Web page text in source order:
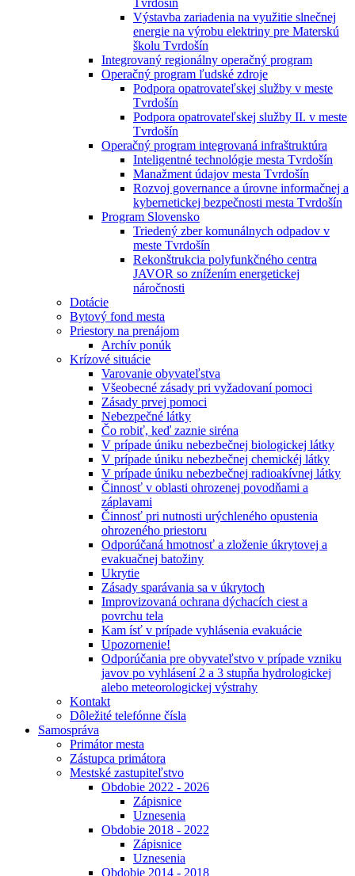
Tvrdošín
Výstavba zariadenia na využitie slnečnej
energie na výrobu elektriny pre Materskú
školu Tvrdošín
Integrovaný regionálny operačný program
Operačný program ľudské zdroje
Podpora opatrovateľskej služby v meste
Tvrdošín
Podpora opatrovateľskej služby II. v meste
Tvrdošín
Operačný program integrovaná infraštruktúra
Inteligentné technológie mesta Tvrdošín
Manažment údajov mesta Tvrdošín
Rozvoj governance a úrovne informačnej a
kybernetickej bezpečnosti mesta Tvrdošín
Program Slovensko
Triedený zber komunálnych odpadov v
meste Tvrdošín
Rekonštrukcia polyfunkčného centra
JAVOR so znížením energetickej
náročnosti
Dotácie
Bytový fond mesta
Priestory na prenájom
Archív ponúk
Krízové situácie
Varovanie obyvateľstva
Všeobecné zásady pri vyžadovaní pomoci
Zásady prvej pomoci
Nebezpečné látky
Čo robiť, keď zaznie siréna
V prípade úniku nebezbečnej biologickej látky
V prípade úniku nebezbečnej chemickéj látky
V prípade úniku nebezbečnej radioakívnej látky
Činnosť v oblasti ohrozenej povodňami a
záplavami
Činnosť pri nutnosti urýchleného opustenia
ohrozeného priestoru
Odporúčaná hmotnosť a zloženie úkrytovej a
evakuačnej batožiny
Ukrytie
Zásady sparávania sa v úkrytoch
Improvizovaná ochrana dýchacích ciest a
povrchu tela
Kam ísť v prípade vyhlásenia evakuácie
Upozornenie!
Odporúčania pre obyvateľstvo v prípade vzniku
javov po vyhlásení 2 a 3 stupňa hydrologickej
alebo meteorologickej výstrahy
Kontakt
Dôležité telefónne čísla
Samospráva
Primátor mesta
Zástupca primátora
Mestské zastupiteľstvo
Obdobie 2022 - 2026
Zápisnice
Uznesenia
Obdobie 2018 - 2022
Zápisnice
Uznesenia
Obdobie 2014 - 2018